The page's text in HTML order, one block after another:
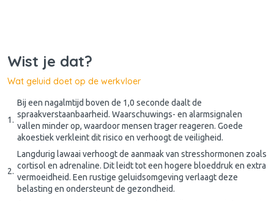
Wist je dat?
Wat geluid doet op de werkvloer
Bij een nagalmtijd boven de 1,0 seconde daalt de
spraakverstaanbaarheid. Waarschuwings- en alarmsignalen
vallen minder op, waardoor mensen trager reageren. Goede
akoestiek verkleint dit risico en verhoogt de veiligheid.
Langdurig lawaai verhoogt de aanmaak van stresshormonen zoals
cortisol en adrenaline. Dit leidt tot een hogere bloeddruk en extra
vermoeidheid. Een rustige geluidsomgeving verlaagt deze
belasting en ondersteunt de gezondheid.